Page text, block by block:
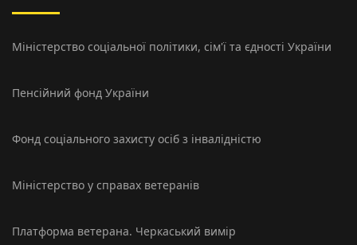
Міністерство соцiальної політики, сім'ї та єдності України
Пенсійний фонд України
Фонд соціального захисту осіб з інвалідністю
Міністерство у справах ветеранів
Платформа ветерана. Черкаський вимір